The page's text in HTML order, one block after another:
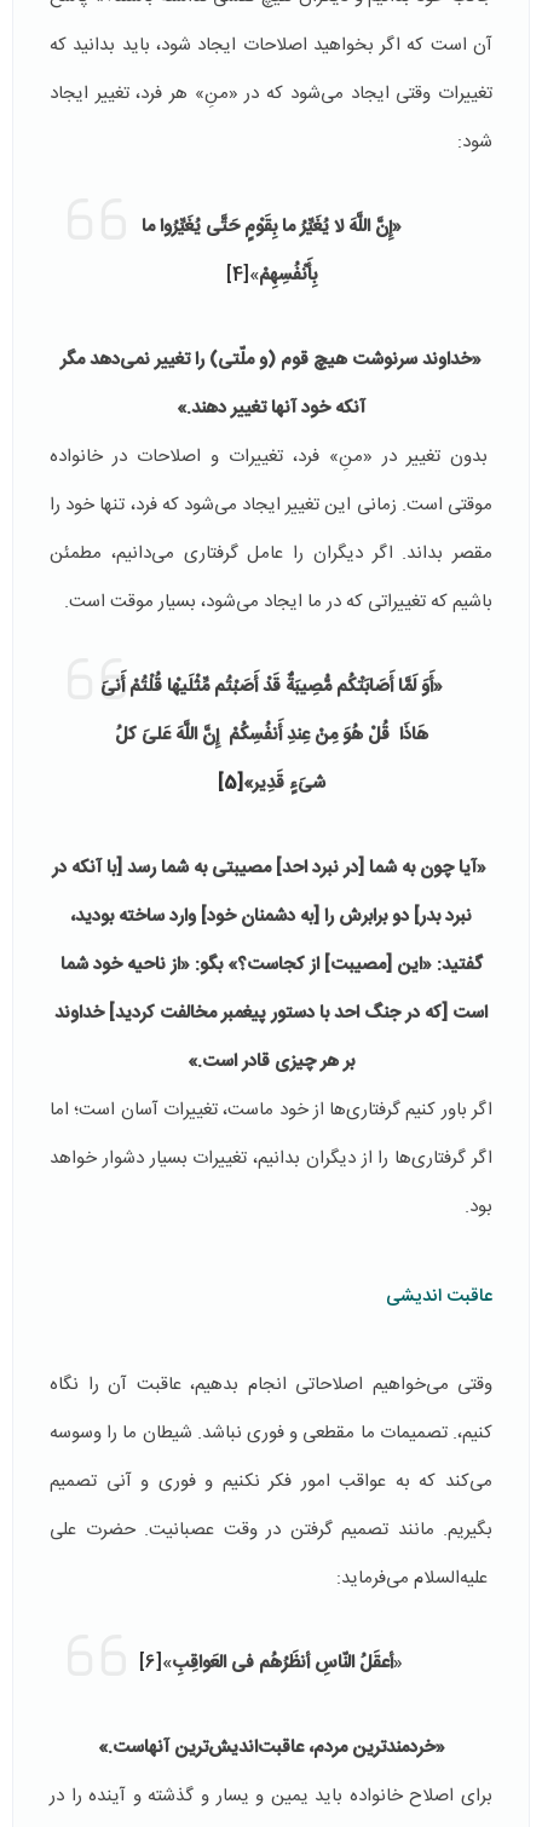
آن است که اگر بخواهید اصلاحات ایجاد شود، باید بدانید که
تغییرات وقتی ایجاد می‌شود که در «منِ» هر فرد، تغییر ایجاد
شود:
«إِنَّ اللَّهَ لا يُغَيِّرُ ما بِقَوْمٍ‏ حَتَّى يُغَيِّرُوا ما
بِأَنْفُسِهِمْ»
[4]
«خداوند سرنوشت هيچ قوم (و ملّتى) را تغيير نمى‏‌دهد مگر
آنكه خود آنها تغيير دهند.»
بدون تغییر در «منِ» فرد، تغییرات و اصلاحات در خانواده
موقتی است. زمانی این تغییر ایجاد می‌شود که فرد، تنها خود را
مقصر بداند. اگر دیگران را عامل گرفتاری می‌دانیم، مطمئن
باشیم که تغییراتی که در ما ایجاد می‌شود، بسیار موقت است.
«أَوَ لَمَّا أَصَابَتْكُم مُّصِيبَةٌ قَدْ أَصَبْتُم مِّثْلَيهْا قُلْتُمْ أَنىَ‏
هَاذَا قُلْ هُوَ مِنْ عِندِ أَنفُسِكُمْ إِنَّ اللَّهَ عَلىَ‏ كلُ‏
شىَ‏ءٍ قَدِير»[5]
«آيا چون به شما [در نبرد احد] مصيبتى به شما رسد [با آنكه در
نبرد بدر] دو برابرش را [به دشمنان خود] وارد ساخته بوديد،
گفتيد: «اين [مصيبت‏] از كجاست؟» بگو: «از ناحيه خود شما
است [كه در جنگ احد با دستور پيغمبر مخالفت كرديد] خداوند
بر هر چيزى قادر است.»
اگر باور کنیم گرفتاری‌ها از خود ماست، تغییرات آسان است؛ اما
اگر گرفتاری‌ها را از دیگران بدانیم، تغییرات بسیار دشوار خواهد
بود.
عاقبت اندیشی
وقتی می‌خواهیم اصلاحاتی انجام بدهیم، عاقبت آن را نگاه
کنیم،. تصمیمات ما مقطعی و فوری نباشد. شیطان ما را وسوسه
می‌‌کند که به عواقب امور فکر نکنیم و فوری و آنی تصمیم
بگیریم. مانند تصمیم گرفتن در وقت عصبانیت. حضرت علی
علیه‌السلام می‌فرماید:
«أعقَلُ النّاسِ أنظَرُهُم فی العَواقِبِ»
[6]
«خردمندترين مردم، عاقبت‌انديش‌ترين آنهاست.»
برای اصلاح خانواده باید یمین و یسار و گذشته و آینده را در